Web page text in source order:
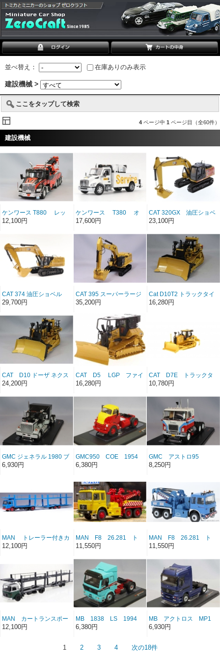
並べ替え： 在庫ありのみ表示
建設機械 >
ここをタップして検索
4 ページ中 1 ページ目（全60件）
建設機械
ケンワース T880 レッ
カー 2018 ブラック
12,100円
ケンワース T380 オ
ートクレーン タイタン
EnPak発電機装備
17,600円
CAT 320GX 油圧ショベ
ル ドラゴン仕様
23,100円
CAT 374 油圧ショベル
29,700円
CAT 395 スーパーラージ
ネクストジェネレーショ
ン ハイドローリック エク
スカベーター GPバージョ
35,200円
Cat D10T2 トラックタイ
プ トラクター
16,280円
CAT D10 ドーザ ネクス
ト ジェネレーション
24,200円
CAT D5 LGP ファイ
ヤードーザー
16,280円
CAT D7E トラックタ
イプトラクター
10,780円
GMC ジェネラル 1980 ブ
ラック/シルバー
6,930円
GMC950 COE 1954
6,380円
GMC アストロ95
1970 ホワイト
8,250円
MAN トレーラー付きカ
ートランスポーター 1970
12,100円
MAN F8 26.281 ト
ゥ トラック イエロー
11,550円
MAN F8 26.281 ト
ゥ トラック ブルー
11,550円
MAN カートランスポー
ター 1970 グリーン／
12,100円
MB 1838 LS 1994
6,380円
MB アクトロス MP1
1995 ブルー
6,930円
1 2 3 4 次の18件